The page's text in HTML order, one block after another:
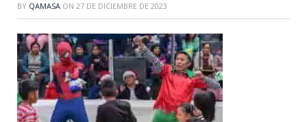
BY QAMASA ON 27 DE DICIEMBRE DE 2023